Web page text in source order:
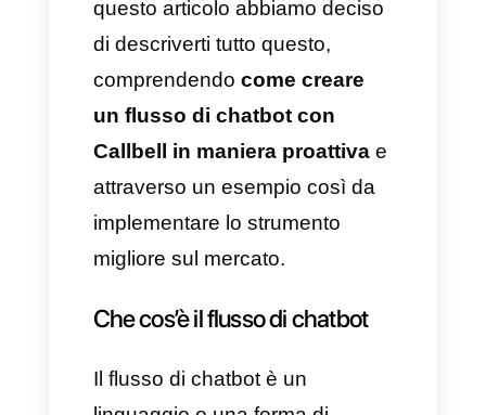
automatizzare tutti i processi
può essere una decisione
controproducente: infatti, la
supervisione o la razionalità
umana saranno sempre
elementi fondamentali e
ricercati.
mantenere un equilibrio tra